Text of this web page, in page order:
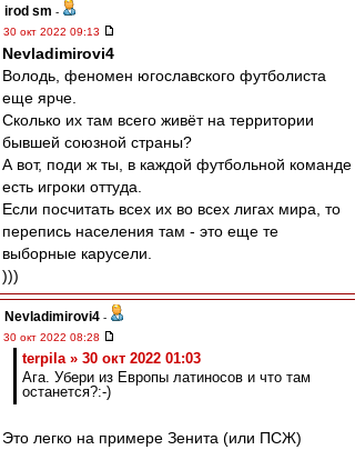
irod sm -
30 окт 2022 09:13
Nevladimirovi4
Володь, феномен югославского футболиста
еще ярче.
Сколько их там всего живёт на территории
бывшей союзной страны?
А вот, поди ж ты, в каждой футбольной команде
есть игроки оттуда.
Если посчитать всех их во всех лигах мира, то
перепись населения там - это еще те
выборные карусели.
)))
Nevladimirovi4 -
30 окт 2022 08:28
terpila » 30 окт 2022 01:03
Ага. Убери из Европы латиносов и что там
останется?:-)
Это легко на примере Зенита (или ПСЖ)